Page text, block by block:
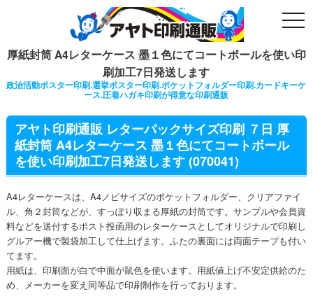
厚紙封筒 A4レターケース 墨１色にてコートボールを使い印
刷加工7日発送します
政治活動ポスター印刷.選挙ポスター印刷.ポケットフォルダー印刷.カードキーケ
ース.圧着ハガキ印刷が得意な印刷通販
アヤト印刷通販 レターパックサイズ印刷 ７日 厚
紙封筒 A4レターケース 墨１色にてコートボール
を使い印刷加工7日発送します (070041)
A4レターケースは、A4ノビサイズのポケットフォルダー、クリアファイ
ル、角２封筒などが、すっぽり収まる厚紙の封筒です。サンプルや会員資
料などを送付するポスト投函用のレターケースとしてオリジナルで印刷し
グルアー機で製袋加工して仕上げます。ふたの裏面には両面テープも付い
てます。
用紙は、印刷面が白で中面が鼠色を使います。用紙値上げ不安定供給のた
め、メーカーを変え同等品で印刷制作を行っております。